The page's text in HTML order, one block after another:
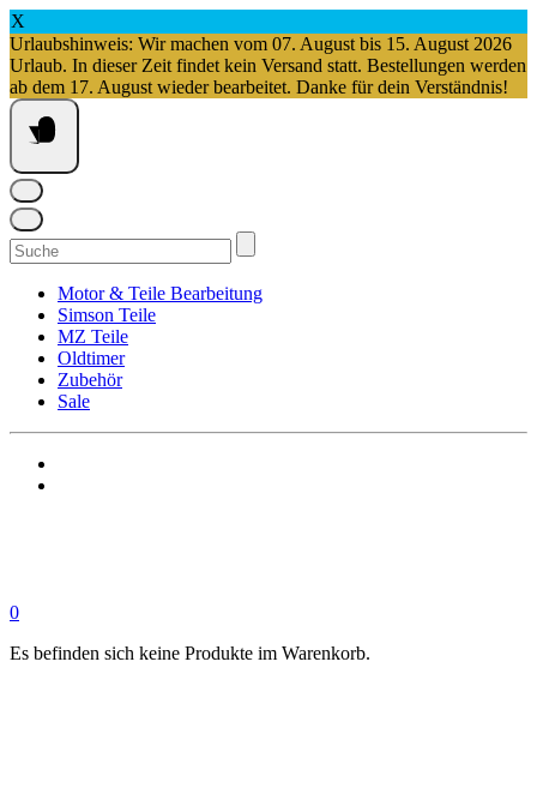
X
Urlaubshinweis: Wir machen vom 07. August bis 15. August 2026
Urlaub. In dieser Zeit findet kein Versand statt. Bestellungen werden
ab dem 17. August wieder bearbeitet. Danke für dein Verständnis!
Springe
zum
Inhalt
Suchen
nach:
Motor & Teile Bearbeitung
Simson Teile
MZ Teile
Oldtimer
Zubehör
Sale
0
Es befinden sich keine Produkte im Warenkorb.